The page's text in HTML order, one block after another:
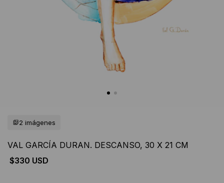
2 imágenes
VAL GARCÍA DURAN. DESCANSO, 30 X 21 CM
$330 USD